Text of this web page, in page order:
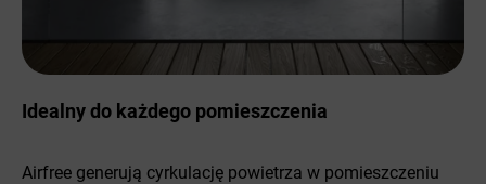
Idealny do każdego pomieszczenia
Airfree generują cyrkulację powietrza w pomieszczeniu